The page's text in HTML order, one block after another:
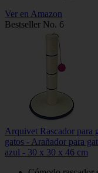
Ver en Amazon
Bestseller No. 6
Arquivet Rascador para
gatos - Arañador para
azul - 30 x 30 x 46 cm